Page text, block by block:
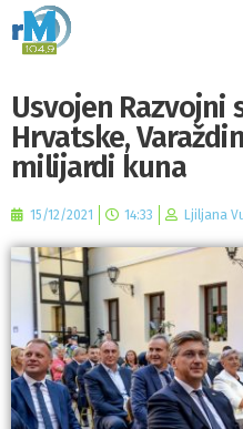
Usvojen Razvojni
Hrvatske,
milijardi kuna
15/12/2021 14:33 Ljiljana